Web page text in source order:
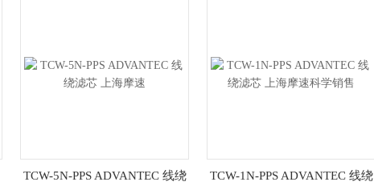
TCW-5N-PPS ADVANTEC 线绕
TCW-1N-PPS ADVANTEC 线绕